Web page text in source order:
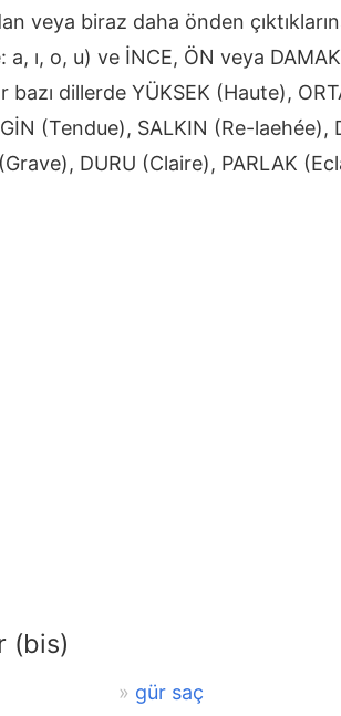
veya biraz daha önden
ı, o, u) ve İNCE, ÖN veya
bazı dillerde YÜKSEK (Haute),
(Tendue), SALKIN (Re-
DURU (Claire), PARLAK
(bis)
gür saç